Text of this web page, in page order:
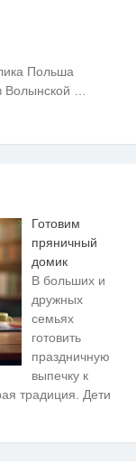
Польша
Волынской
Готовим
пряничный
домик
В больших и
дружных
семьях
готовить
праздничную
выпечку к
традиция. Дети